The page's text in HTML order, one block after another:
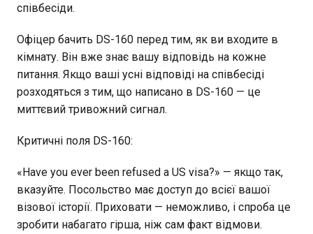
співбесіди.
Офіцер бачить DS-160 перед тим, як ви входите в
кімнату. Він вже знає вашу відповідь на кожне
питання. Якщо ваші усні відповіді на співбесіді
розходяться з тим, що написано в DS-160 — це
миттєвий тривожний сигнал.
Критичні поля DS-160:
«Have you ever been refused a US visa?» — якщо так,
вказуйте. Посольство має доступ до всієї вашої
візової історії. Приховати — неможливо, і спроба це
зробити набагато гірша, ніж сам факт відмови.